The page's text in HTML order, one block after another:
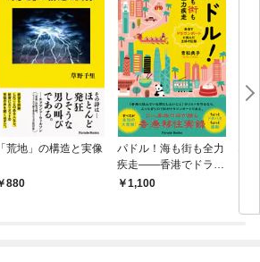
「荒地」の構造と実像
880
パドル！海も街も全力
疾走——香港でドラゴ
ンボートに挑んだ主婦
1,100
な